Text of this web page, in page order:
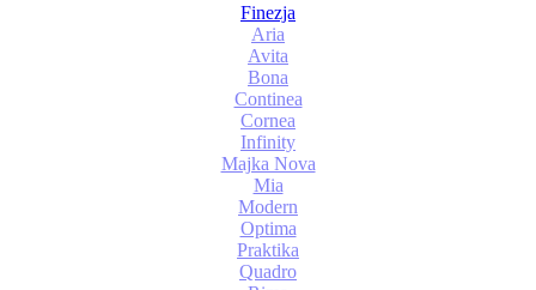
Finezja
Aria
Avita
Bona
Continea
Cornea
Infinity
Majka Nova
Mia
Modern
Optima
Praktika
Quadro